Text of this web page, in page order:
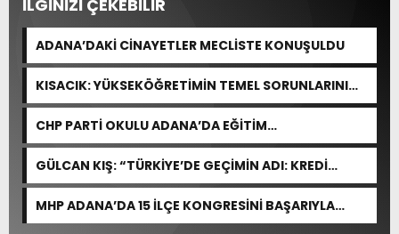
İLGİNİZİ ÇEKEBİLİR
ADANA’DAKİ CİNAYETLER MECLİSTE KONUŞULDU
KISACIK: YÜKSEKÖĞRETİMİN TEMEL SORUNLARINI
ÇÖZEN BİR DÜZENLEME YOK
CHP PARTİ OKULU ADANA’DA EĞİTİM
GERÇEKLEŞTİRDİ
GÜLCAN KIŞ: “TÜRKİYE’DE GEÇİMİN ADI: KREDİ
KARTI”
MHP ADANA’DA 15 İLÇE KONGRESİNİ BAŞARIYLA
TAMAMLADI